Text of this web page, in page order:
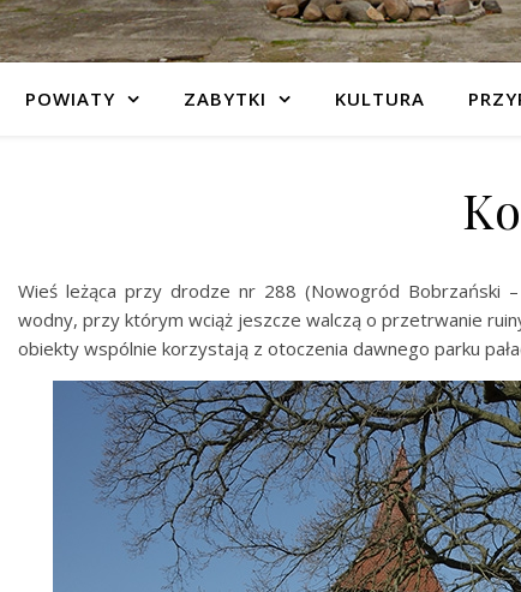
POWIATY ZABYTKI KULTURA
Wieś leżąca przy drodze nr 288 (Nowogród Bobrzański
wodny, przy którym wciąż jeszcze walczą o przetrwanie
obiekty wspólnie korzystają z otoczenia dawnego parku